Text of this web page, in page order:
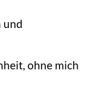
und
ohne mich